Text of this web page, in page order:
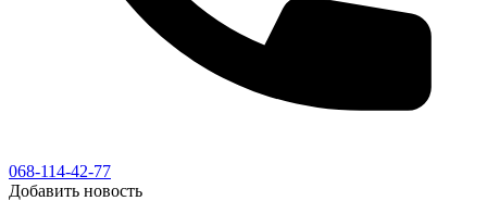
068-114-42-77
Добавить новость